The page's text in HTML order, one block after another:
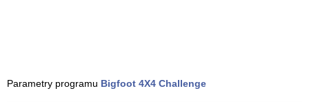
Parametry programu Bigfoot 4X4 Challenge